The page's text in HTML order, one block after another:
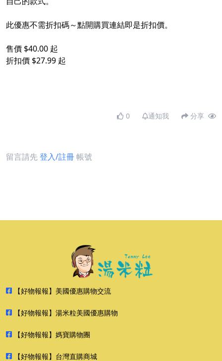
此優惠不需折扣碼～點開購買連結即是折扣價。​
售價 $40.00 起​
折扣價 $27.99 起​
0 通知我 分享
留言請先登入/註冊帳號
【好物報報】美國優惠購物交流
【好物報報】湯米粒美國優惠購物
【好物報報】媽寶購物團
【好物報報】台灣直購商城